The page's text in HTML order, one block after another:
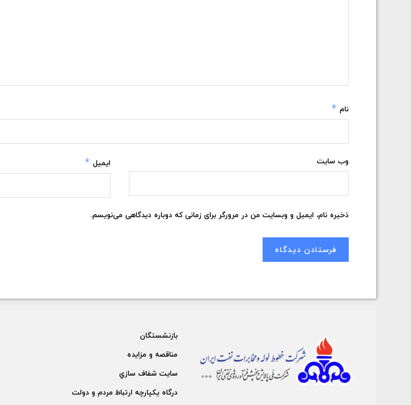
نام *
ایمیل * وب‌ سایت
ذخیره نام، ایمیل و وبسایت من در مرورگر برای زمانی که دوباره دیدگاهی می‌نویسم.
بازنشستگان
مناقصه و مزايده
سايت شفاف سازي
درگاه يكپارچه ارتباط مردم و دولت